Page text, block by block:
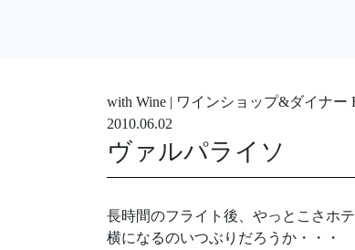
with Wine | ワインショップ&ダイナ
2010.06.02
ヴァルパライソ
長時間のフライト後、やっとこさホテ
横になるのいつぶりだろうか・・・